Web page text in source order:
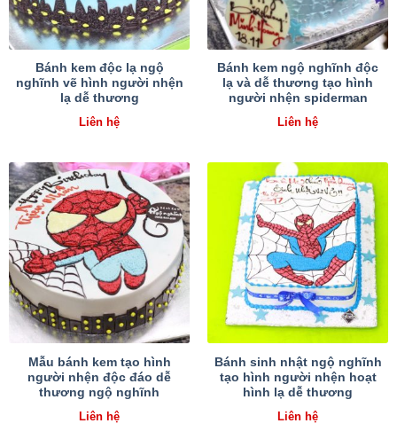
Bánh kem độc lạ ngộ
nghĩnh vẽ hình người nhện
lạ dễ thương
Liên hệ
Bánh kem ngộ nghĩnh độc
lạ và dễ thương tạo hình
người nhện spiderman
Liên hệ
Mẫu bánh kem tạo hình
người nhện độc đáo dễ
thương ngộ nghĩnh
Liên hệ
Bánh sinh nhật ngộ nghĩnh
tạo hình người nhện hoạt
hình lạ dễ thương
Liên hệ